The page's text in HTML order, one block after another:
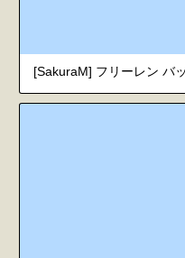
[SakuraM] フリーレン バ